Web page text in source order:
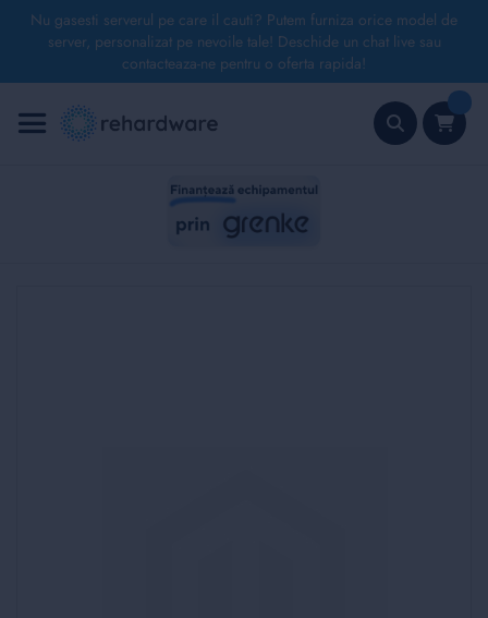
Nu gasesti serverul pe care il cauti? Putem furniza orice model de
server, personalizat pe nevoile tale! Deschide un chat live sau
contacteaza-ne pentru o oferta rapida!
la
Conținut